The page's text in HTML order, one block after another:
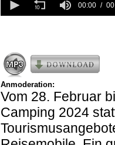
seconds
of
00:00
Anmoderation:
Vom 28. Februar
Camping 2024